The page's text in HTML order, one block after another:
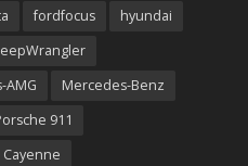
fordfocus
hyundai
AMG
Mercedes-Benz
911